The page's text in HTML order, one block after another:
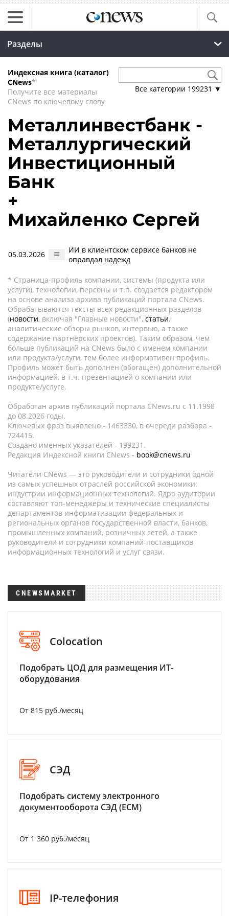
Разделы
Индексная книга (каталог)
CNews*
Получите все материалы
CNews по ключевому слову
Все категории 199231 ▼
Металлинвестбанк -
Металлургический
Инвестиционный
Банк
+
Михайленко Сергей
05.03.2026
ИИ в клиентском сервисе банков не
оправдал надежд
* Страница-профиль компании, системы (продукта или
услуги), технологии, персоны и т.п. создается редактором
на основе анализа архива публикаций портала CNews.
Обрабатываются тексты всех редакционных разделов
(новости, включая "Главные новости", статьи,
аналитические обзоры рынков, интервью, а также
содержание партнёрских проектов). Таким образом, чем
больше публикаций на CNews было с именем компании
или продукта/услуги, тем более информативен профиль.
Профиль может быть дополнен (обогащен) дополнительной
информацией, в т.ч. презентацией о компании или
продукте/услуге.
Обработан архив публикаций портала CNews.ru c 11.1998
до 08.2026 годы.
Ключевых фраз выявлено - 1463330, в очереди разбора -
724415.
Создано именных указателей - 199231.
Редакция Индексной книги CNews - book@cnews.ru
Читатели CNews — это руководители и сотрудники одной
из самых успешных отраслей российской экономики:
индустрии информационных технологий. Ядро аудитории
составляют топ-менеджеры и технические специалисты
департаментов информатизации федеральных и
региональных органов государственной власти, банков,
промышленных компаний, розничных сетей, а также
руководители и сотрудники компаний-поставщиков
информационных технологий и услуг связи.
CNEWSMARKET
Colocation
Подобрать ЦОД для размещения ИТ-
оборудования
От 815 руб./месяц
СЭД
Подобрать систему электронного
документооборота СЭД (ECM)
От 1 360 руб./месяц
IP-телефония